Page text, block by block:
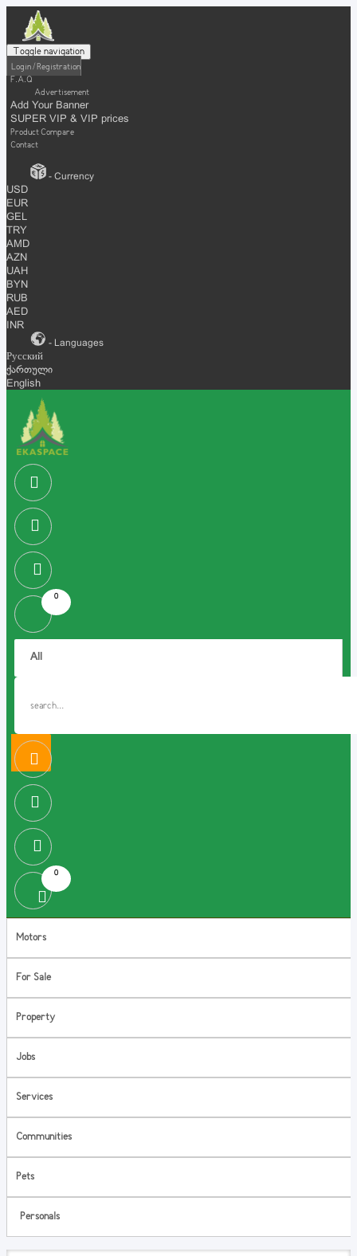
Toggle navigation
Login / Registration
F.A.Q
Advertisement
Add Your Banner
SUPER VIP & VIP prices
Product Compare
Contact
- Currency
USD
EUR
GEL
TRY
AMD
AZN
UAH
BYN
RUB
AED
INR
- Languages
Русский
ქართული
English
0
0
Motors
For Sale
Property
Jobs
Services
Communities
Pets
Personals